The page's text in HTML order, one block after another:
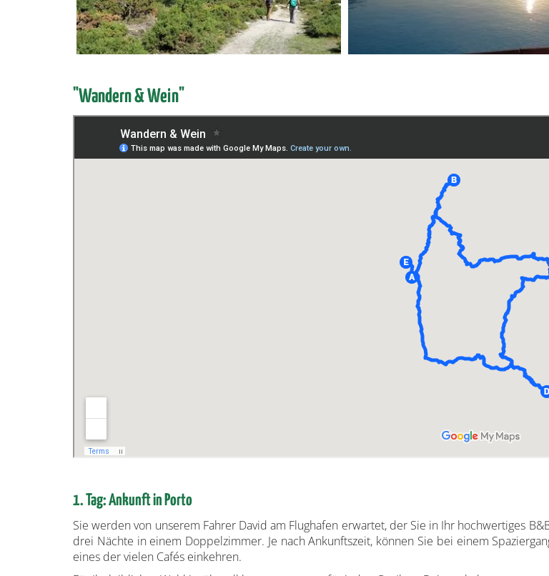
"Wandern & Wein"
1. Tag: Ankunft in Porto
Sie werden von unserem Fahrer David am Flughafen erwartet, der Sie in Ihr hochwertiges
drei Nächte in einem Doppelzimmer. Je nach Ankunftszeit, können Sie bei einem
eines der vielen Cafés einkehren.